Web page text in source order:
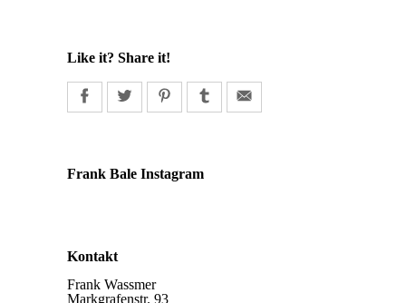
Like it? Share it!
Frank Bale Instagram
Kontakt
Frank Wassmer
Markgrafenstr. 93